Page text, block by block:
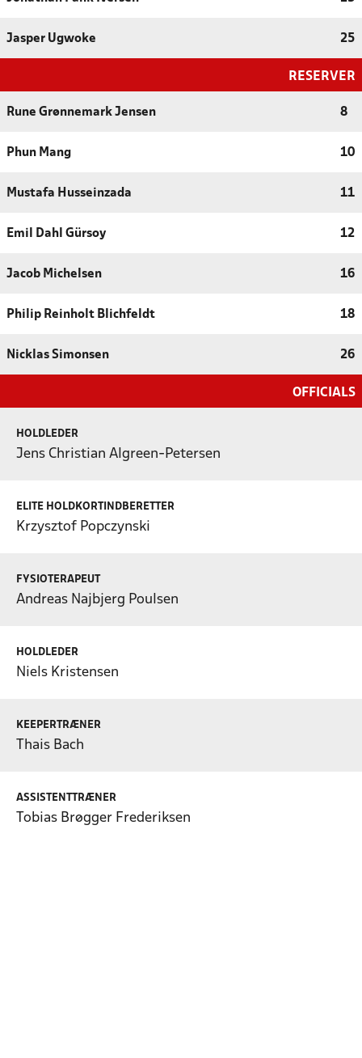
Jasper Ugwoke 25
RESERVER
Rune Grønnemark Jensen 8
Phun Mang 10
Mustafa Husseinzada 11
Emil Dahl Gürsoy 12
Jacob Michelsen 16
Philip Reinholt Blichfeldt 18
Nicklas Simonsen 26
OFFICIALS
HOLDLEDER
Jens Christian Algreen-Petersen
ELITE HOLDKORTINDBERETTER
Krzysztof Popczynski
FYSIOTERAPEUT
Andreas Najbjerg Poulsen
HOLDLEDER
Niels Kristensen
KEEPERTRÆNER
Thais Bach
ASSISTENTTRÆNER
Tobias Brøgger Frederiksen